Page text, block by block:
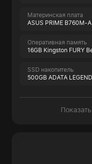
Материнская плата
ASUS PRIME B760M-A
Оперативная память
16GB Kingston FURY
SSD накопитель
500GB ADATA